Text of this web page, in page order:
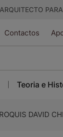
Contactos
Teoria e
DAVID